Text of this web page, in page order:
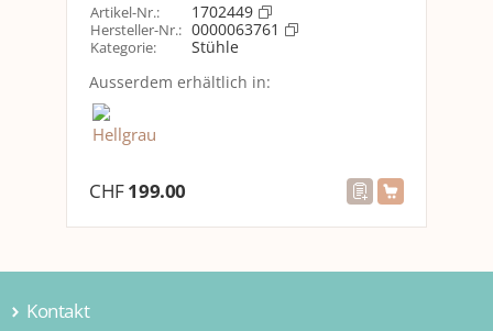
Versanddaten
16020 g
Artikel-Nr.: 1702449
Hersteller-Nr.: 0000063761
Kategorie:
Stühle
Ausserdem erhältlich in:
CHF199.00
Kontakt